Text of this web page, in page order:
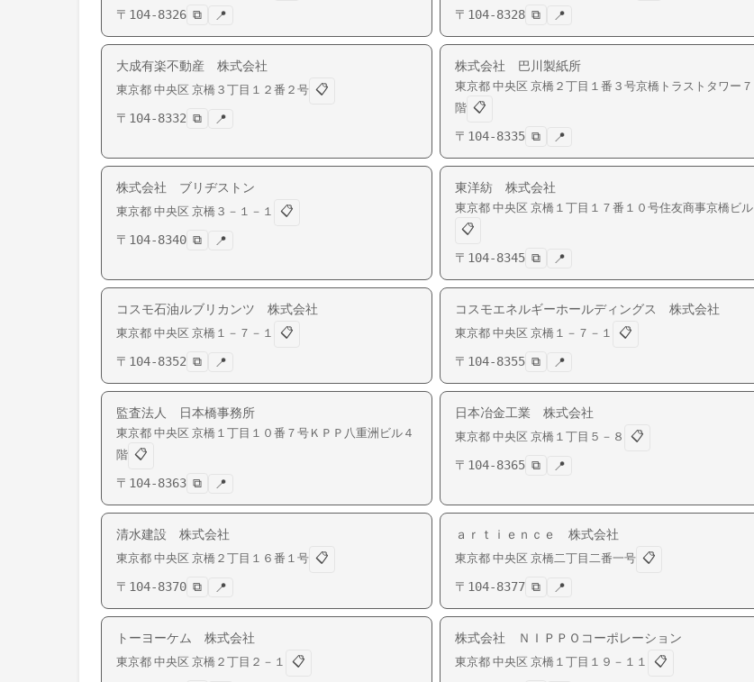
〒 104-8326 ⧉ 📍
〒 104-8328 ⧉ 📍
大成有楽不動産 株式会社
東京都 中央区 京橋 ３丁目１２番２号 📋
〒 104-8332 ⧉ 📍
株式会社 巴川製紙所
東京都 中央区 京橋 ２丁目１番３号京橋トラストタワー７
階 📋
〒 104-8335 ⧉ 📍
株式会社 ブリヂストン
東京都 中央区 京橋 ３－１－１
📋
〒 104-8340 ⧉ 📍
東洋紡 株式会社
東京都 中央区 京橋 １丁目１７番１０号住友商事京橋ビル
📋
〒 104-8345 ⧉ 📍
コスモ石油ルブリカンツ 株式会社
東京都 中央区 京橋 １－７－１
📋
〒 104-8352 ⧉ 📍
コスモエネルギーホールディングス 株式会社
東京都 中央区 京橋 １－７－１
📋
〒 104-8355 ⧉ 📍
監査法人 日本橋事務所
東京都 中央区 京橋 １丁目１０番７号ＫＰＰ八重洲ビル４
階 📋
〒 104-8363 ⧉ 📍
日本冶金工業 株式会社
東京都 中央区 京橋 １丁目５－８
📋
〒 104-8365 ⧉ 📍
清水建設 株式会社
東京都 中央区 京橋 ２丁目１６番１号 📋
〒 104-8370 ⧉ 📍
ａｒｔｉｅｎｃｅ 株式会社
東京都 中央区 京橋二丁目二番一号 📋
〒 104-8377 ⧉ 📍
トーヨーケム 株式会社
東京都 中央区 京橋 ２丁目２－１
📋
株式会社 ＮＩＰＰＯコーポレーション
東京都 中央区 京橋 １丁目１９－１１
📋